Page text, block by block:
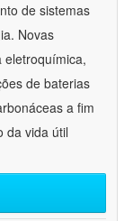
de sistemas
Novas
eletroquímica,
de baterias
a fim
da vida útil